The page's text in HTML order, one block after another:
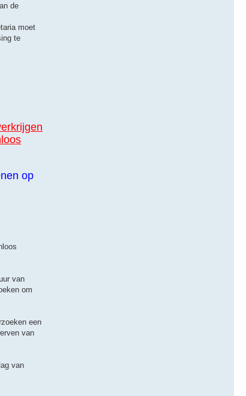
de
moet
te
op
van
om
een
van
van